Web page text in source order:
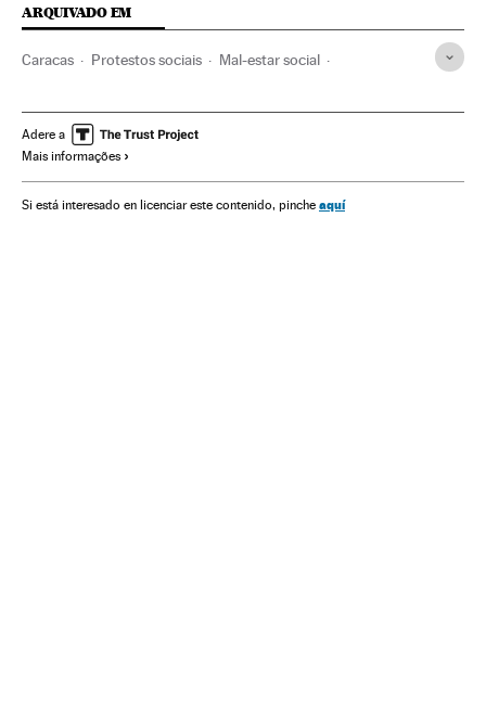
ARQUIVADO EM
Caracas Protestos sociais Mal-estar social
Oposição política Venezuela
América do Sul
Nicolás Maduro
Adere a
Mais informações
Si está interesado en licenciar este contenido, pinche aquí